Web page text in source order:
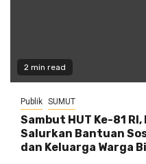
2 min read
Publik SUMUT
Sambut HUT Ke-81
Salurkan Bantuan
dan Keluarga Warga